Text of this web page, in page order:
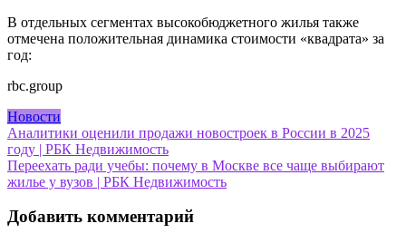
В отдельных сегментах высокобюджетного жилья также
отмечена положительная динамика стоимости «квадрата» за
год:
rbc.group
Новости
Навигация
по
записям
Аналитики оценили продажи новостроек в России в 2025
году | РБК Недвижимость
Переехать ради учебы: почему в Москве все чаще выбирают
жилье у вузов | РБК Недвижимость
Добавить комментарий